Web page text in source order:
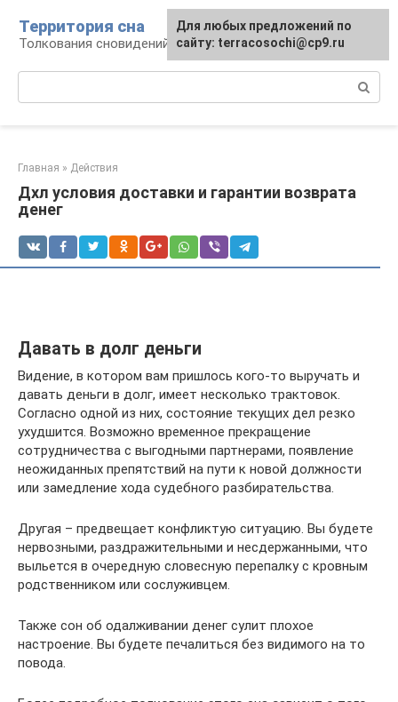
контенту
Территория сна
Толкования сновидений
Главная » Действия
Дхл условия доставки и гарантии возврата
денег
Давать в долг деньги
Видение, в котором вам пришлось кого-то выручать и
давать деньги в долг, имеет несколько трактовок.
Согласно одной из них, состояние текущих дел резко
ухудшится. Возможно временное прекращение
сотрудничества с выгодными партнерами, появление
неожиданных препятствий на пути к новой должности
или замедление хода судебного разбирательства.
Другая – предвещает конфликтую ситуацию. Вы будете
нервозными, раздражительными и несдержанными, что
выльется в очередную словесную перепалку с кровным
родственником или сослуживцем.
Также сон об одалживании денег сулит плохое
настроение. Вы будете печалиться без видимого на то
повода.
Для любых предложений по
сайту: terracosochi@cp9.ru